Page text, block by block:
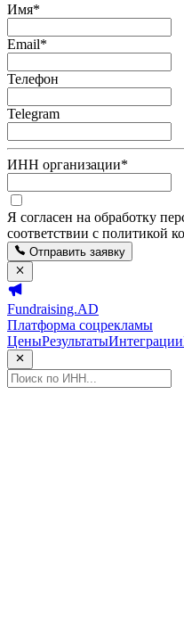
Имя*
Email*
Телефон
Telegram
ИНН организации*
Я согласен на обработку
соответствии с политикой
Отправить заявку
Fundraising.AD
Платформа соцрекламы
ЦеныРезультатыИнтеграции